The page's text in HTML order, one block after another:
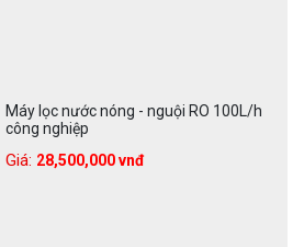
Máy lọc nước nóng - nguội RO 100L/h
công nghiệp
Giá: 28,500,000 vnđ